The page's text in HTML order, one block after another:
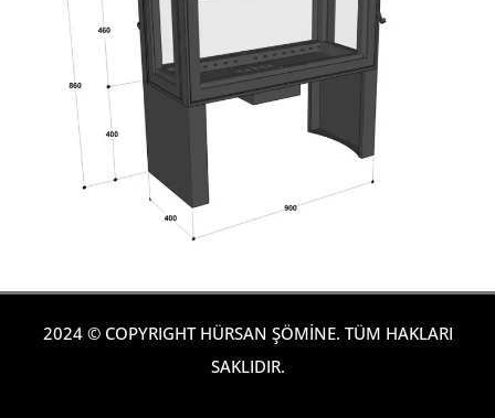
2024 © COPYRIGHT HÜRSAN ŞÖMİNE. TÜM HAKLARI
SAKLIDIR.